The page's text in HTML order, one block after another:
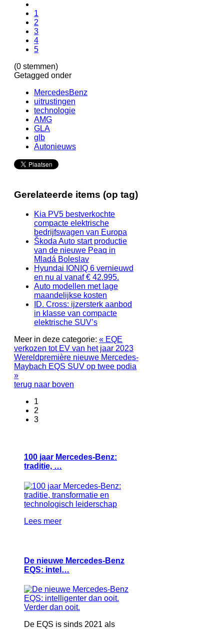
1
2
3
4
5
(0 stemmen)
Getagged onder
MercedesBenz
uitrustingen
technologie
AMG
GLA
glb
Autonieuws
Gerelateerde items (op tag)
Kia PV5 bestverkochte
compacte elektrische
bedrijfswagen van Europa
Škoda Auto start productie
van de nieuwe Peaq in
Mladá Boleslav
Hyundai IONIQ 6 vernieuwd
en nu al vanaf € 42.995.
Auto modellen met lage
maandelijkse kosten
ID. Cross: ijzersterk aanbod
in klasse van compacte
elektrische SUV’s
Meer in deze categorie: « EQE
verkozen tot EV van het jaar 2023
Wereldpremière nieuwe Mercedes-
Maybach EQS SUV op twee podia
»
terug naar boven
1
2
3
100 jaar Mercedes-Benz:
traditie, …
Lees meer
De nieuwe Mercedes-Benz
EQS: intel…
De EQS is sinds 2021 als